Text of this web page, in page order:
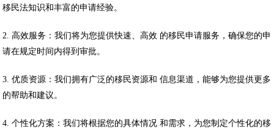
移民法知识和丰富的申请经验。
2. 高效服务：我们将为您提供快速、高效 的移民申请服务，确保您的申
请在规定时间内得到审批。
3. 优质资源：我们拥有广泛的移民资源和 信息渠道，能够为您提供更多
的帮助和建议。
4. 个性化方案：我们将根据您的具体情况 和需求，为您制定个性化的移